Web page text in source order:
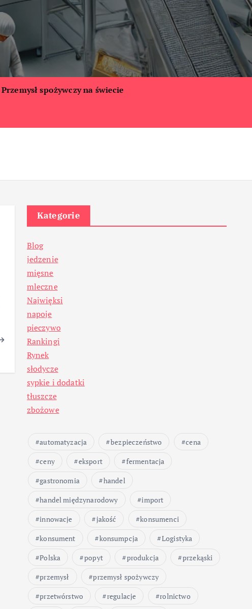
Przemysł spożywczy na świecie
Kategorie
Blog
jedzenie
mięsne
mleczne
Najwięksi
napoje
pieczywo
Rankingi
Rynek
słodycze
sypkie i dodatki
tłuszcze
zbożowe
automatyzacja bezpieczeństwo
cena
ceny
eksport
fermentacja
gastronomia
handel
handel międzynarodowy
import
innowacje
jakość
konsumenci
konsument
konsumpcja
Logistyka
Polska
popyt produkcja
przekąski
przemysł
przemysł spożywczy
przetwórstwo
regulacje
rolnictwo